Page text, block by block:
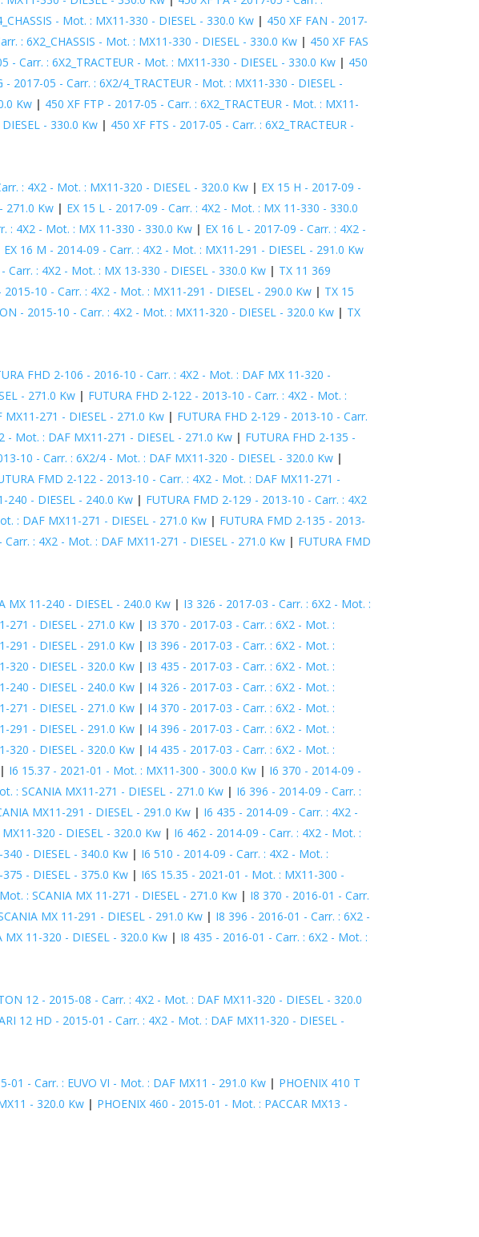
- Mot. : MX11-330 - DIESEL - 330.0 Kw | 450 XF FAN - 2017-
: 6X2_CHASSIS - Mot. : MX11-330 - DIESEL - 330.0 Kw | 450 XF FAS
- Carr. : 6X2_TRACTEUR - Mot. : MX11-330 - DIESEL - 330.0 Kw | 450
- 2017-05 - Carr. : 6X2/4_TRACTEUR - Mot. : MX11-330 - DIESEL -
Kw | 450 XF FTP - 2017-05 - Carr. : 6X2_TRACTEUR - Mot. : MX11-
- 330.0 Kw | 450 XF FTS - 2017-05 - Carr. : 6X2_TRACTEUR -
: 4X2 - Mot. : MX11-320 - DIESEL - 320.0 Kw | EX 15 H - 2017-09 -
271.0 Kw | EX 15 L - 2017-09 - Carr. : 4X2 - Mot. : MX 11-330 - 330.0
: 4X2 - Mot. : MX 11-330 - 330.0 Kw | EX 16 L - 2017-09 - Carr. : 4X2 -
EX 16 M - 2014-09 - Carr. : 4X2 - Mot. : MX11-291 - DIESEL - 291.0 Kw
Carr. : 4X2 - Mot. : MX 13-330 - DIESEL - 330.0 Kw | TX 11 369
2015-10 - Carr. : 4X2 - Mot. : MX11-291 - DIESEL - 290.0 Kw | TX 15
- 2015-10 - Carr. : 4X2 - Mot. : MX11-320 - DIESEL - 320.0 Kw | TX
FHD 2-106 - 2016-10 - Carr. : 4X2 - Mot. : DAF MX 11-320 -
- 271.0 Kw | FUTURA FHD 2-122 - 2013-10 - Carr. : 4X2 - Mot. :
271 - DIESEL - 271.0 Kw | FUTURA FHD 2-129 - 2013-10 - Carr.
- Mot. : DAF MX11-271 - DIESEL - 271.0 Kw | FUTURA FHD 2-135 -
10 - Carr. : 6X2/4 - Mot. : DAF MX11-320 - DIESEL - 320.0 Kw |
FMD 2-122 - 2013-10 - Carr. : 4X2 - Mot. : DAF MX11-271 -
240 - DIESEL - 240.0 Kw | FUTURA FMD 2-129 - 2013-10 - Carr. : 4X2
: DAF MX11-271 - DIESEL - 271.0 Kw | FUTURA FMD 2-135 - 2013-
: 4X2 - Mot. : DAF MX11-271 - DIESEL - 271.0 Kw | FUTURA FMD
MX 11-240 - DIESEL - 240.0 Kw | I3 326 - 2017-03 - Carr. : 6X2 - Mot. :
271 - DIESEL - 271.0 Kw | I3 370 - 2017-03 - Carr. : 6X2 - Mot. :
291 - DIESEL - 291.0 Kw | I3 396 - 2017-03 - Carr. : 6X2 - Mot. :
320 - DIESEL - 320.0 Kw | I3 435 - 2017-03 - Carr. : 6X2 - Mot. :
240 - DIESEL - 240.0 Kw | I4 326 - 2017-03 - Carr. : 6X2 - Mot. :
271 - DIESEL - 271.0 Kw | I4 370 - 2017-03 - Carr. : 6X2 - Mot. :
291 - DIESEL - 291.0 Kw | I4 396 - 2017-03 - Carr. : 6X2 - Mot. :
320 - DIESEL - 320.0 Kw | I4 435 - 2017-03 - Carr. : 6X2 - Mot. :
| I6 15.37 - 2021-01 - Mot. : MX11-300 - 300.0 Kw | I6 370 - 2014-09 -
: SCANIA MX11-271 - DIESEL - 271.0 Kw | I6 396 - 2014-09 - Carr. :
MX11-291 - DIESEL - 291.0 Kw | I6 435 - 2014-09 - Carr. : 4X2 -
320 - DIESEL - 320.0 Kw | I6 462 - 2014-09 - Carr. : 4X2 - Mot. :
- DIESEL - 340.0 Kw | I6 510 - 2014-09 - Carr. : 4X2 - Mot. :
- DIESEL - 375.0 Kw | I6S 15.35 - 2021-01 - Mot. : MX11-300 -
: SCANIA MX 11-271 - DIESEL - 271.0 Kw | I8 370 - 2016-01 - Carr.
MX 11-291 - DIESEL - 291.0 Kw | I8 396 - 2016-01 - Carr. : 6X2 -
11-320 - DIESEL - 320.0 Kw | I8 435 - 2016-01 - Carr. : 6X2 - Mot. :
12 - 2015-08 - Carr. : 4X2 - Mot. : DAF MX11-320 - DIESEL - 320.0
12 HD - 2015-01 - Carr. : 4X2 - Mot. : DAF MX11-320 - DIESEL -
01 - Carr. : EUVO VI - Mot. : DAF MX11 - 291.0 Kw | PHOENIX 410 T
- 320.0 Kw | PHOENIX 460 - 2015-01 - Mot. : PACCAR MX13 -